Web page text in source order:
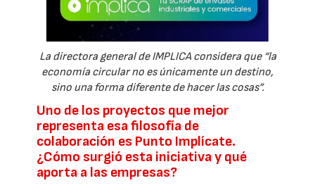
La directora general de IMPLICA considera que “la
economía circular no es únicamente un destino,
sino una forma diferente de hacer las cosas”.
Uno de los proyectos que mejor
representa esa filosofía de
colaboración es Punto Implícate.
¿Cómo surgió esta iniciativa y qué
aporta a las empresas?